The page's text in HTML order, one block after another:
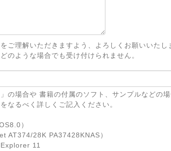
ご理解いただきますよう、よろしくお願いいたし
のような場合でも受け付けられません。
の場合や 書籍の付属のソフト、サンプルなどの
なるべく詳しくご記入ください。
）
AT374/28K PA37428KNAS）
11